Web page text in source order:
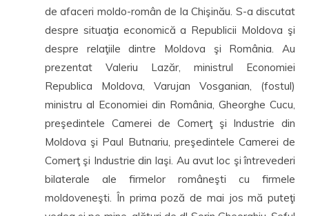
de afaceri moldo-român de la Chişinău. S-a discutat
despre situaţia economică a Republicii Moldova şi
despre relaţiile dintre Moldova şi România. Au
prezentat Valeriu Lazăr, ministrul Economiei
Republica Moldova, Varujan Vosganian, (fostul)
ministru al Economiei din România, Gheorghe Cucu,
preşedintele Camerei de Comerţ şi Industrie din
Moldova şi Paul Butnariu, preşedintele Camerei de
Comerţ şi Industrie din Iaşi. Au avut loc şi întrevederi
bilaterale ale firmelor româneşti cu firmele
moldoveneşti. În prima poză de mai jos mă puteţi